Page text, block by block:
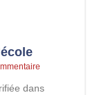
dans